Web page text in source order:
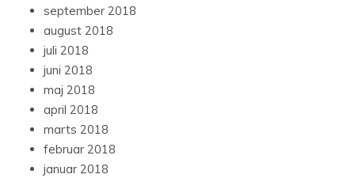
september 2018
august 2018
juli 2018
juni 2018
maj 2018
april 2018
marts 2018
februar 2018
januar 2018